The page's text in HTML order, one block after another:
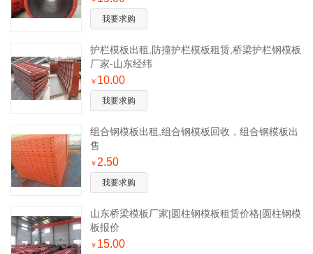
我要求购
护栏模板出租,防撞护栏模板租赁,桥梁护栏钢模板
厂家-山东经纬
￥ 10.00
我要求购
组合钢模板出租,组合钢模板回收，组合钢模板出
售
￥ 2.50
我要求购
​山东桥梁模板厂家|圆柱钢模板租赁价格|圆柱钢模
板报价
￥ 15.00